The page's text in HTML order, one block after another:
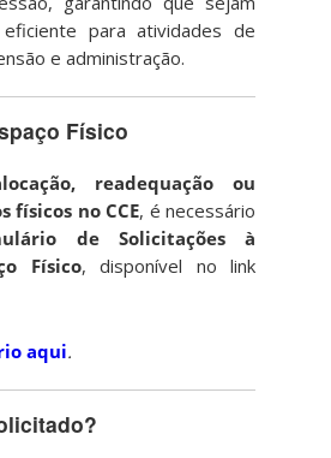
para atividades de
e administração.
Físico
readequação ou
físicos no CCE, é necessário
de Solicitações à
Físico, disponível no link
aqui.